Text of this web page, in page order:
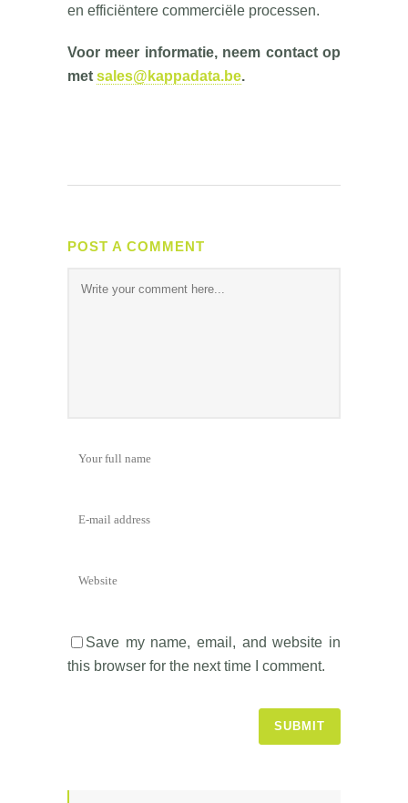
en efficiëntere commerciële processen.
Voor meer informatie, neem contact op
met sales@kappadata.be.
POST A COMMENT
Save my name, email, and website in
this browser for the next time I comment.